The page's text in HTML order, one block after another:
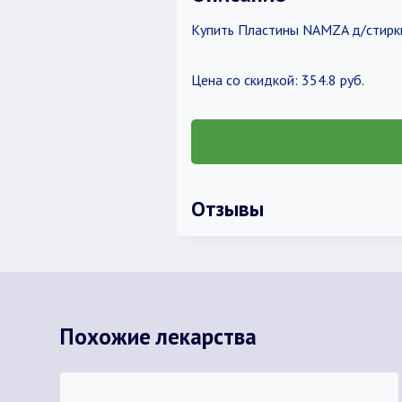
Купить Пластины NAMZA д/
Цена со скидкой: 354.8 руб.
Отзывы
Похожие лекарства